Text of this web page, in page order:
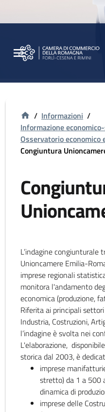
/ Informazioni /
Informazione
Osservatorio economico
Congiuntura
L’indagine congiunturale
Unioncamere Emilia-
imprese regionali
monitora l'andamento
economica (produzione,
Riferita ai principali
Industria, Costruzioni,
l’indagine è svolta nei
L'elaborazione,
storica dal 2003, è
imprese
stretto) da 1 a 500
dinamica di
imprese delle